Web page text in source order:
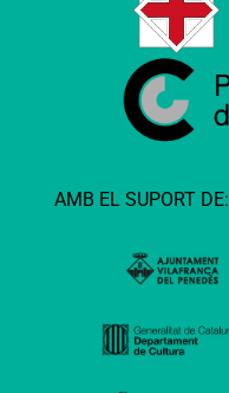
AMB EL SUPORT DE: